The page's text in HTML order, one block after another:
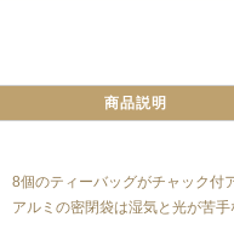
商品説明
8個のティーバッグがチャック付
アルミの密閉袋は湿気と光が苦手